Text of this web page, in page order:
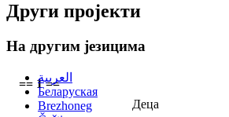
== 1 ==
Деца
Други пројекти
На другим језицима
العربية
Беларуская
Brezhoneg